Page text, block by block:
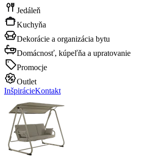
Jedáleň
Kuchyňa
Dekorácie a organizácia bytu
Domácnosť, kúpeľňa a upratovanie
Promocje
Outlet
InšpirácieKontakt